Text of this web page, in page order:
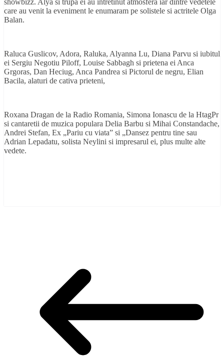
care au venit la eveniment le enumaram pe solistele si actritele Olga
Balan.
Raluca Guslicov, Adora, Raluka, Alyanna Lu, Diana Parvu si iubitul
ei Sergiu Negotiu Piloff, Louise Sabbagh si prietena ei Anca
Grgoras, Dan Heciug, Anca Pandrea si Pictorul de negru, Elian
Bacila, alaturi de cativa prieteni,
Roxana Dragan de la Radio Romania, Simona Ionascu de la HtagPr
si cantaretii de muzica populara Delia Barbu si Mihai Constandache,
Andrei Stefan, Ex „Pariu cu viata” si „Dansez pentru tine sau
Adrian Lepadatu, solista Neylini si impresarul ei, plus multe alte
vedete.